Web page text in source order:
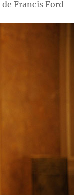
de Francis Ford